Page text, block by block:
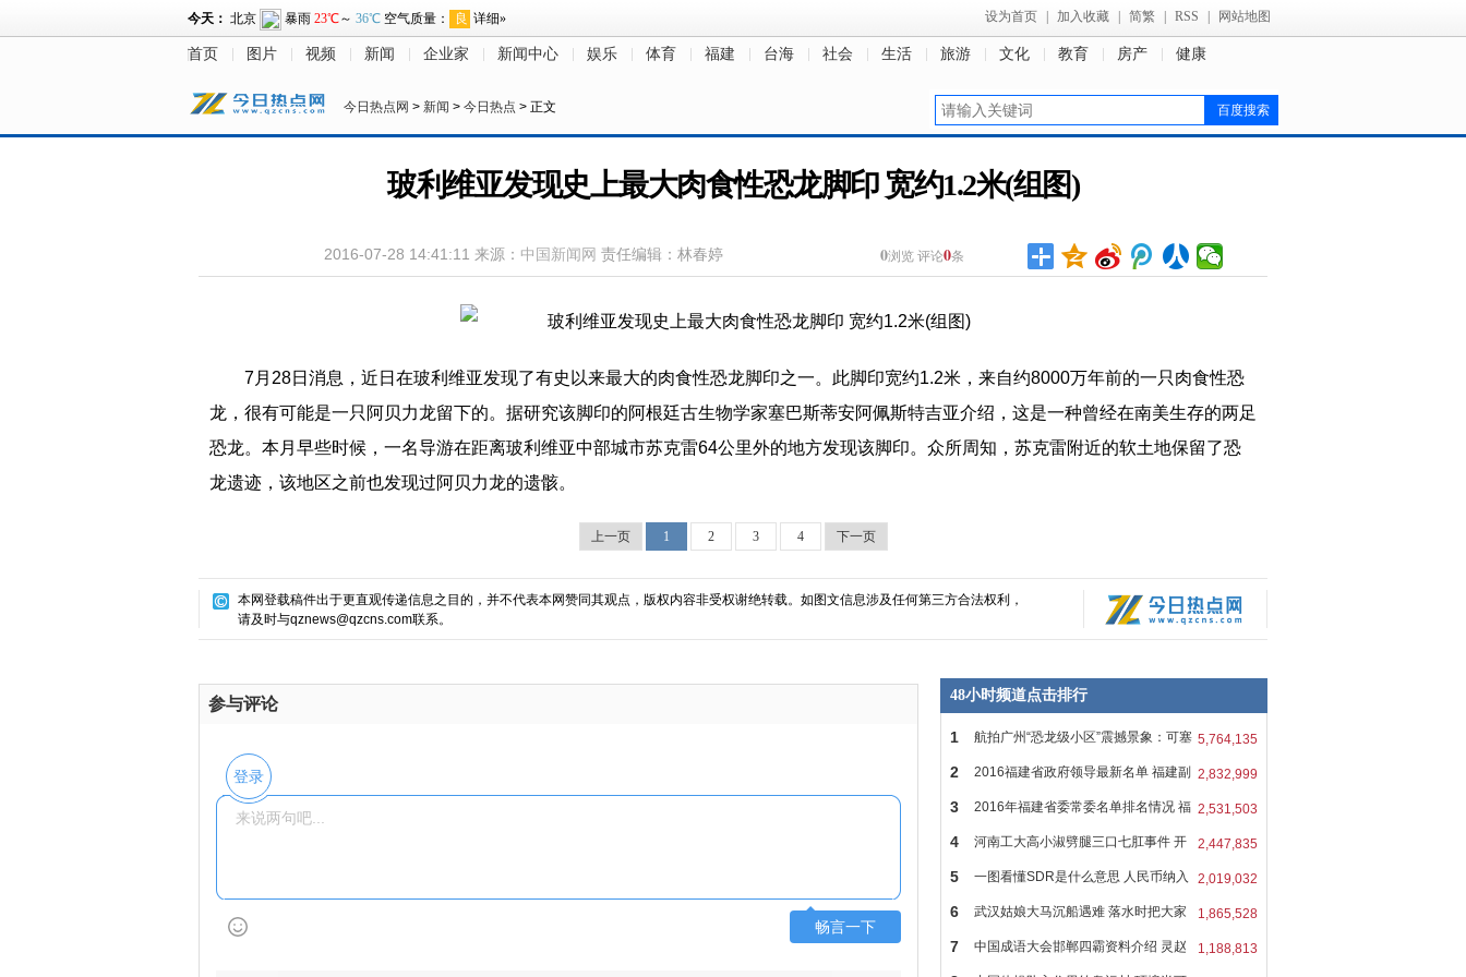
设为首页 加入收藏 简繁 RSS 网站地图
首页 图片 视频 新闻 企业家 新闻中心 娱乐 体育 福建 台海 社会 生活 旅游 文化 教育 房产 健康
今日热点网 > 新闻 > 今日热点 > 正文
玻利维亚发现史上最大肉食性恐龙脚印 宽约1.2米(组图)
2016-07-28 14:41:11 来源： 中国新闻网 责任编辑：林春婷 0浏览 评论0条
7月28日消息，近日在玻利维亚发现了有史以来最大的肉食性恐龙脚印之一。此脚印宽约1.2米，来自约8000万年前的一只肉食性恐
龙，很有可能是一只阿贝力龙留下的。据研究该脚印的阿根廷古生物学家塞巴斯蒂安阿佩斯特吉亚介绍，这是一种曾经在南美生存的两足
恐龙。本月早些时候，一名导游在距离玻利维亚中部城市苏克雷64公里外的地方发现该脚印。众所周知，苏克雷附近的软土地保留了恐
龙遗迹，该地区之前也发现过阿贝力龙的遗骸。
上一页 1 2 3 4 下一页
本网登载稿件出于更直观传递信息之目的，并不代表本网赞同其观点，版权内容非受权谢绝转载。如图文信息涉及任何第三方合法权利，
请及时与qznews@qzcns.com联系。
参与评论
登录
畅言一下
48小时频道点击排行
5,764,135
1 航拍广州“恐龙级小区”震撼景象：可塞
2,832,999
2 2016福建省政府领导最新名单 福建副
省 2,531,503
3 2016年福建省委常委名单排名情况 福
建 2,447,835
4 河南工大高小淑劈腿三口七肛事件 开
房 2,019,032
5 一图看懂SDR是什么意思 人民币纳入
SDR 1,865,528
6 武汉姑娘大马沉船遇难 落水时把大家
的 1,188,813
7 中国成语大会邯郸四霸资料介绍 灵赵